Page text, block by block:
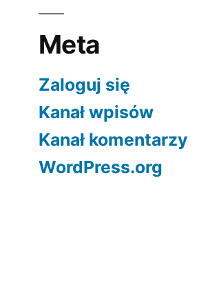
Meta
Zaloguj się
Kanał wpisów
Kanał komentarzy
WordPress.org